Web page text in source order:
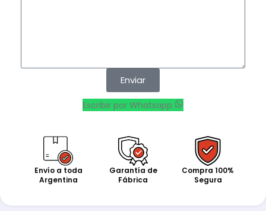
Enviar
Escribir por Whatsapp
Envío a toda
Argentina
Garantía de
Fábrica
Compra 100%
Segura